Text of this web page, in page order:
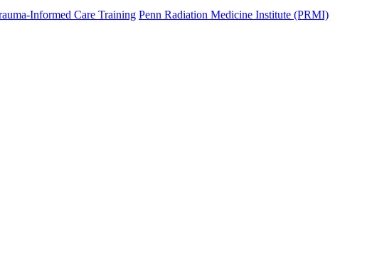
Informed Care Training Penn Radiation Medicine Institute (PRMI)